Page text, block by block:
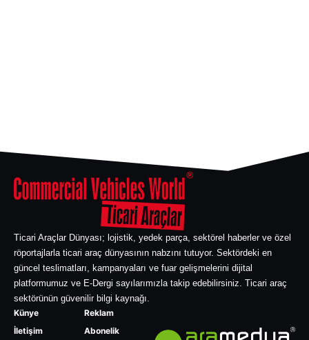
Ticari Araçlar Dünyası; lojistik, yedek parça, sektörel haberler ve özel
röportajlarla ticari araç dünyasının nabzını tutuyor. Sektördeki en
güncel teslimatları, kampanyaları ve fuar gelişmelerini dijital
platformumuz ve E-Dergi sayılarımızla takip edebilirsiniz. Ticari araç
sektörünün güvenilir bilgi kaynağı.
Künye
İletişim
Reklam
Abonelik